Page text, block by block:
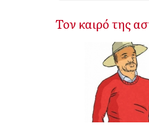
Τον καιρό της